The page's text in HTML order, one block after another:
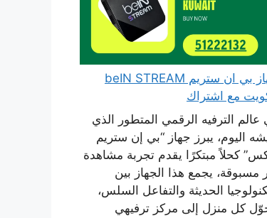
جهاز بي ان ستريم beIN STREAM
مع اشتراك
عالم الترفيه الرقمي المتطور الذي
اليوم، يبرز جهاز “بي إن ستريم
كحلاً مبتكرًا يقدم تجربة مشاهدة
مسبوقة، يجمع هذا الجهاز بين
الحديثة والتفاعل السلس،
كل منزل إلى مركز ترفيهي